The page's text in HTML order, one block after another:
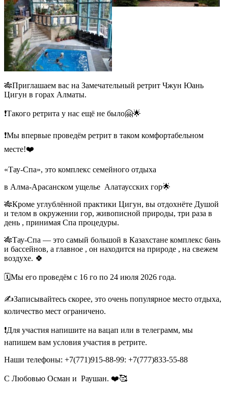
🎋Приглашаем вас на Замечательный ретрит Чжун Юань
Цигун в горах Алматы.
❗️Такого ретрита у нас ещё не было🤗🌟
❗️Мы впервые проведём ретрит в таком комфортабельном
месте!❤️
«Тау-Спа», это комплекс семейного отдыха
в Алма-Арасанском ущелье Алатаусских гор🌟
🎋Кроме углублённой практики Цигун, вы отдохнёте Душой
и телом в окружении гор, живописной природы, три раза в
день , принимая Спа процедуры.
🎋Тау-Спа — это самый большой в Казахстане комплекс бань
и бассейнов, а главное , он находится на природе , на свежем
воздухе. 🍀
🗓️Мы его проведём с 16 го по 24 июля 2026 года.
✍️Записывайтесь скорее, это очень популярное место отдыха,
количество мест ограничено.
❗️Для участия напишите на вацап или в телеграмм, мы
напишем вам условия участия в ретрите.
Наши телефоны: +7(771)915-88-99: +7(777)833-55-88
С Любовью Осман и Раушан. ❤️🥰